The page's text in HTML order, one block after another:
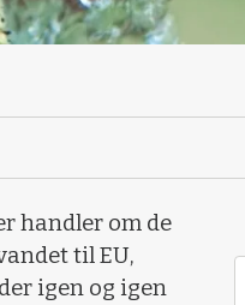
handler om de
til EU,
igen og igen